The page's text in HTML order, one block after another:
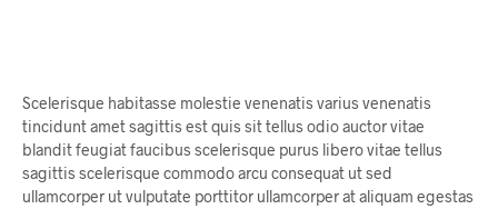
Scelerisque habitasse molestie venenatis varius venenatis
tincidunt amet sagittis est quis sit tellus odio auctor vitae
blandit feugiat faucibus scelerisque purus libero vitae tellus
sagittis scelerisque commodo arcu consequat ut sed
ullamcorper ut vulputate porttitor ullamcorper at aliquam egestas